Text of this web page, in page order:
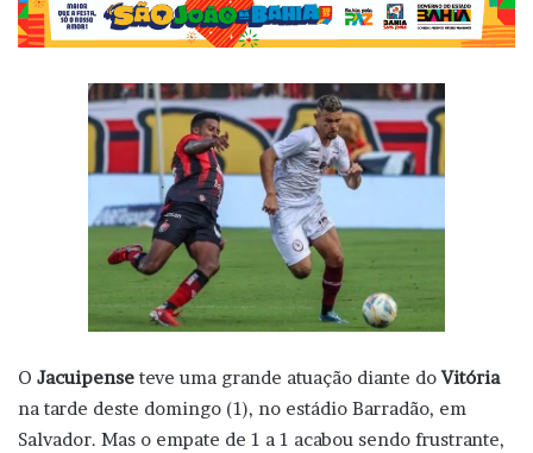
O Jacuipense teve uma grande atuação diante doVitória
na tarde deste domingo (1), no estádio Barradão, em
Salvador. Mas o empate de 1 a 1 acabou sendo frustrante,